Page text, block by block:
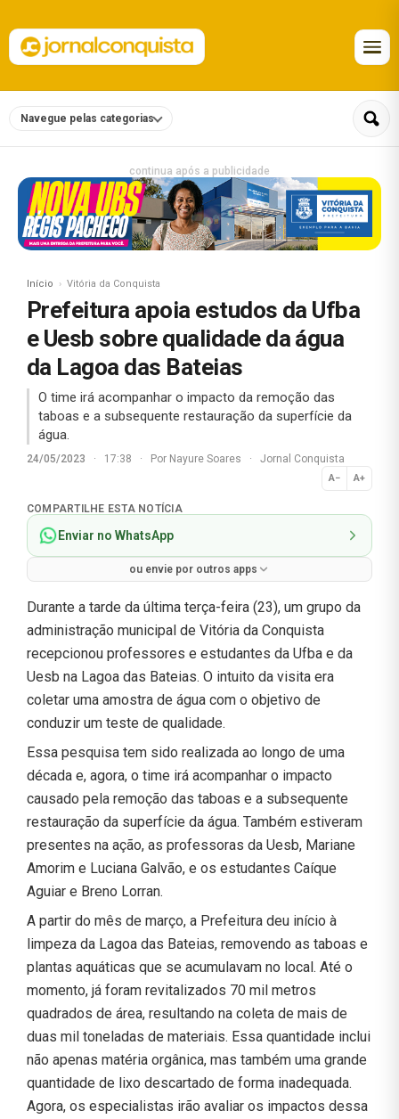
Navegue pelas categorias
continua após a publicidade
Início Vitória da Conquista
Prefeitura apoia estudos da Ufba
e Uesb sobre qualidade da água
da Lagoa das Bateias
O time irá acompanhar o impacto da remoção das
taboas e a subsequente restauração da superfície da
água.
24/05/2023 · 17:38 · Por Nayure Soares · Jornal Conquista
A− A+
Normal
COMPARTILHE ESTA NOTÍCIA
Enviar no WhatsApp
ou envie por outros apps
Durante a tarde da última terça-feira (23), um grupo da
administração municipal de Vitória da Conquista
recepcionou professores e estudantes da Ufba e da
Uesb na Lagoa das Bateias. O intuito da visita era
coletar uma amostra de água com o objetivo de
conduzir um teste de qualidade.
Essa pesquisa tem sido realizada ao longo de uma
década e, agora, o time irá acompanhar o impacto
causado pela remoção das taboas e a subsequente
restauração da superfície da água. Também estiveram
presentes na ação, as professoras da Uesb, Mariane
Amorim e Luciana Galvão, e os estudantes Caíque
Aguiar e Breno Lorran.
A partir do mês de março, a Prefeitura deu início à
limpeza da Lagoa das Bateias, removendo as taboas e
plantas aquáticas que se acumulavam no local. Até o
momento, já foram revitalizados 70 mil metros
quadrados de área, resultando na coleta de mais de
duas mil toneladas de materiais. Essa quantidade inclui
não apenas matéria orgânica, mas também uma grande
quantidade de lixo descartado de forma inadequada.
Agora, os especialistas irão avaliar os impactos dessa